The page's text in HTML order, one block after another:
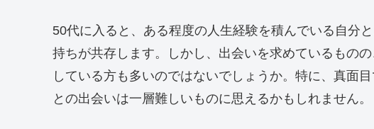
50代に入ると、ある程度の人生経験を積んでいる自分
持ちが共存します。しかし、出会いを求めているもの
している方も多いのではないでしょうか。特に、真面
との出会いは一層難しいものに思えるかもしれません。